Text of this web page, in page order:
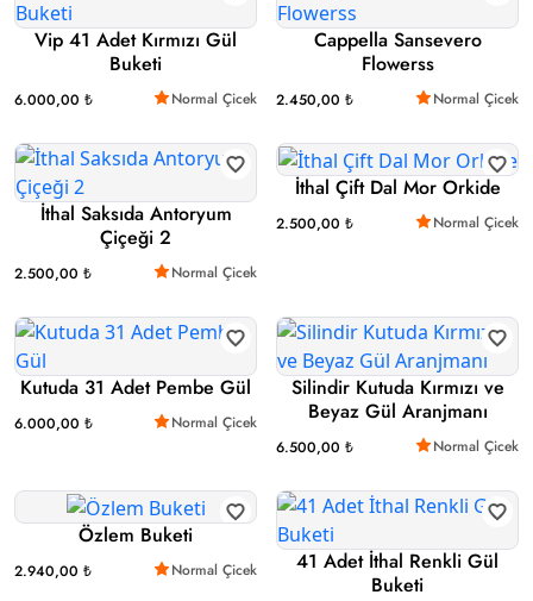
Vip 41 Adet Kırmızı Gül
Buketi
6.000,00 ₺ Normal Çicek
Cappella Sansevero
Flowerss
2.450,00 ₺ Normal Çicek
İthal Saksıda Antoryum
Çiçeği 2
2.500,00 ₺ Normal Çicek
İthal Çift Dal Mor Orkide
2.500,00 ₺ Normal Çicek
Kutuda 31 Adet Pembe Gül
6.000,00 ₺ Normal Çicek
Silindir Kutuda Kırmızı ve
Beyaz Gül Aranjmanı
6.500,00 ₺ Normal Çicek
Özlem Buketi
2.940,00 ₺ Normal Çicek
41 Adet İthal Renkli Gül
Buketi